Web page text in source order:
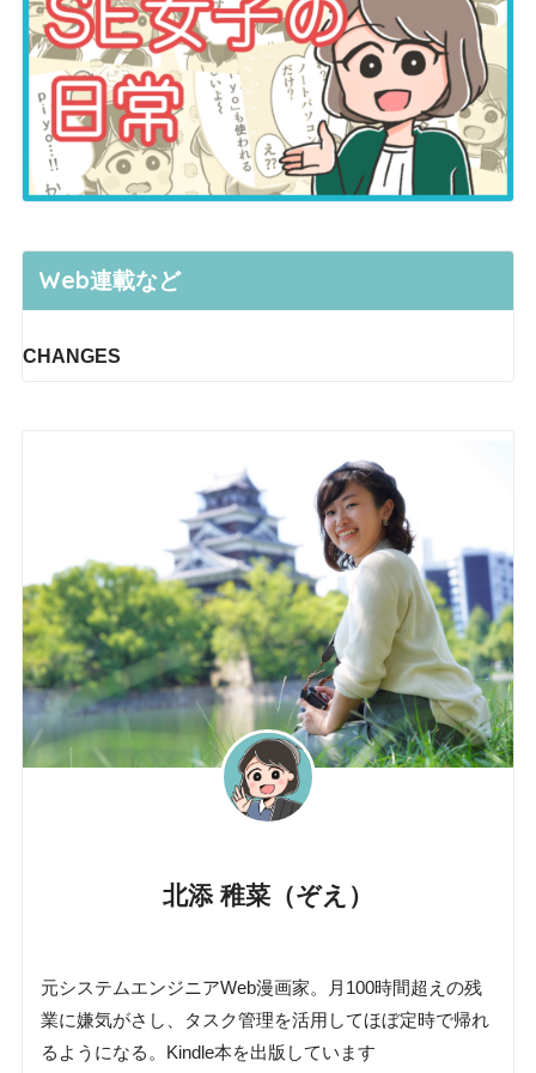
Web連載など
CHANGES
北添 稚菜（ぞえ）
元システムエンジニアWeb漫画家。月100時間超えの残
業に嫌気がさし、タスク管理を活用してほぼ定時で帰れ
るようになる。Kindle本を出版しています